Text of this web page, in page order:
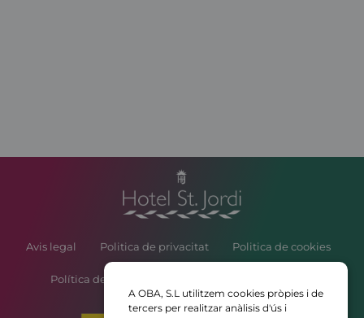
Avis legal Politica de privacitat Politica de cookies
Política de contractació i reserves d’Atrium Hotels￼
A OBA, S.L utilitzem cookies pròpies i de
tercers per realitzar anàlisis d'ús i